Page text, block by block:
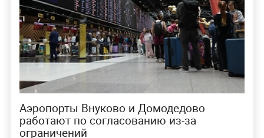
Аэропорты Внуково и Домодедово
работают по согласованию из-за
ограничений